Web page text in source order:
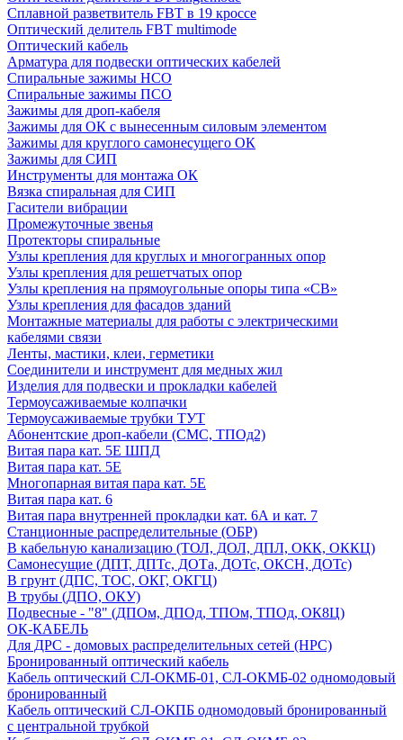
Сплавной разветвитель FBT в 19 кроссе
Оптический делитель FBT multimode
Оптический кабель
Арматура для подвески оптических кабелей
Спиральные зажимы НСО
Спиральные зажимы ПСО
Зажимы для дроп-кабеля
Зажимы для ОК с вынесенным силовым элементом
Зажимы для круглого самонесущего ОК
Зажимы для СИП
Инструменты для монтажа ОК
Вязка спиральная для СИП
Гасители вибрации
Промежуточные звенья
Протекторы спиральные
Узлы крепления для круглых и многогранных опор
Узлы крепления для решетчатых опор
Узлы крепления на прямоугольные опоры типа «СВ»
Узлы крепления для фасадов зданий
Монтажные материалы для работы с электрическими
кабелями связи
Ленты, мастики, клеи, герметики
Соединители и инструмент для медных жил
Изделия для подвески и прокладки кабелей
Термоусаживаемые колпачки
Термоусаживаемые трубки ТУТ
Абонентские дроп-кабели (СМС, ТПОд2)
Витая пара кат. 5Е ШПД
Витая пара кат. 5Е
Многопарная витая пара кат. 5E
Витая пара кат. 6
Витая пара внутренней прокладки кат. 6А и кат. 7
Станционные распределительные (ОБР)
В кабельную канализацию (ТОЛ, ДОЛ, ДПЛ, ОКК, ОККЦ)
Самонесущие (ДПТ, ДПТс, ДОТа, ДОТс, ОКСН, ДОТс)
В грунт (ДПС, ТОС, ОКГ, ОКГЦ)
В трубы (ДПО, ОКУ)
Подвесные - "8" (ДПОм, ДПОд, ТПОм, ТПОд, ОК8Ц)
ОК-КАБЕЛЬ
Для ДРС - домовых распределительных сетей (НРС)
Бронированный оптический кабель
Кабель оптический СЛ-ОКМБ-01, СЛ-ОКМБ-02 одномодовый
бронированный
Кабель оптический СЛ-ОКПБ одномодовый бронированный
с центральной трубкой